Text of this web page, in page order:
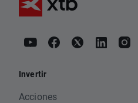
Invertir
Acciones